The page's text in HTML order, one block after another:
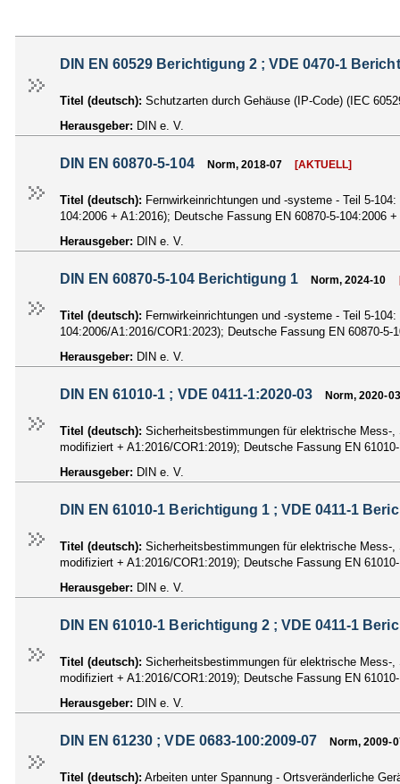
DIN EN 60529 Berichtigung 2 ; VDE 0470-1
Titel (deutsch): Schutzarten durch Gehäuse (IP-Code) (IEC
Herausgeber: DIN e. V.
DIN EN 60870-5-104 Norm, 2018-07 [AKTUELL]
Titel (deutsch): Fernwirkeinrichtungen und -systeme - Teil 5-
104:2006 + A1:2016); Deutsche Fassung EN 60870-5-104:2006 +
Herausgeber: DIN e. V.
DIN EN 60870-5-104 Berichtigung 1 Norm, 2024-10
Titel (deutsch): Fernwirkeinrichtungen und -systeme - Teil 5-
104:2006/A1:2016/COR1:2023); Deutsche Fassung EN 60870-5-
Herausgeber: DIN e. V.
DIN EN 61010-1 ; VDE 0411-1:2020-03 Norm, 2020-03
Titel (deutsch): Sicherheitsbestimmungen für elektrische Mess-,
modifiziert + A1:2016/COR1:2019); Deutsche Fassung EN
Herausgeber: DIN e. V.
DIN EN 61010-1 Berichtigung 1 ; VDE 0411-1
Titel (deutsch): Sicherheitsbestimmungen für elektrische Mess-,
modifiziert + A1:2016/COR1:2019); Deutsche Fassung EN
Herausgeber: DIN e. V.
DIN EN 61010-1 Berichtigung 2 ; VDE 0411-1
Titel (deutsch): Sicherheitsbestimmungen für elektrische Mess-,
modifiziert + A1:2016/COR1:2019); Deutsche Fassung EN
Herausgeber: DIN e. V.
DIN EN 61230 ; VDE 0683-100:2009-07 Norm, 2009-
Titel (deutsch): Arbeiten unter Spannung - Ortsveränderliche